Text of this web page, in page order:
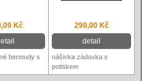
Kč
290,00 Kč
detail
bermudy s
nášivka zádovka s
potiskem